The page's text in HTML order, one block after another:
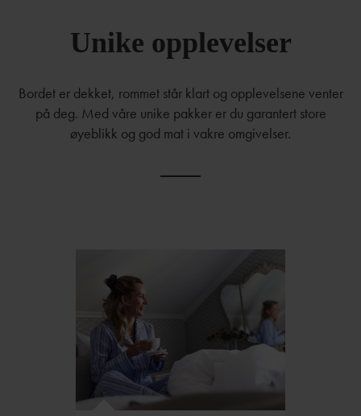
Unike opplevelser
Bordet er dekket, rommet står klart og opplevelsene venter
på deg. Med våre unike pakker er du garantert store
øyeblikk og god mat i vakre omgivelser.